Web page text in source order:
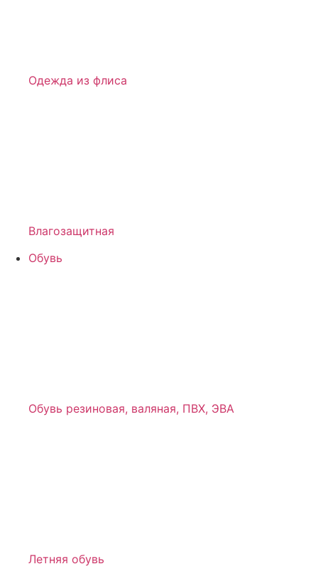
Одежда из флиса
Влагозащитная
Обувь
Обувь резиновая, валяная, ПВХ, ЭВА
Летняя обувь